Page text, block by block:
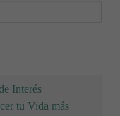
Interés
tu Vida más